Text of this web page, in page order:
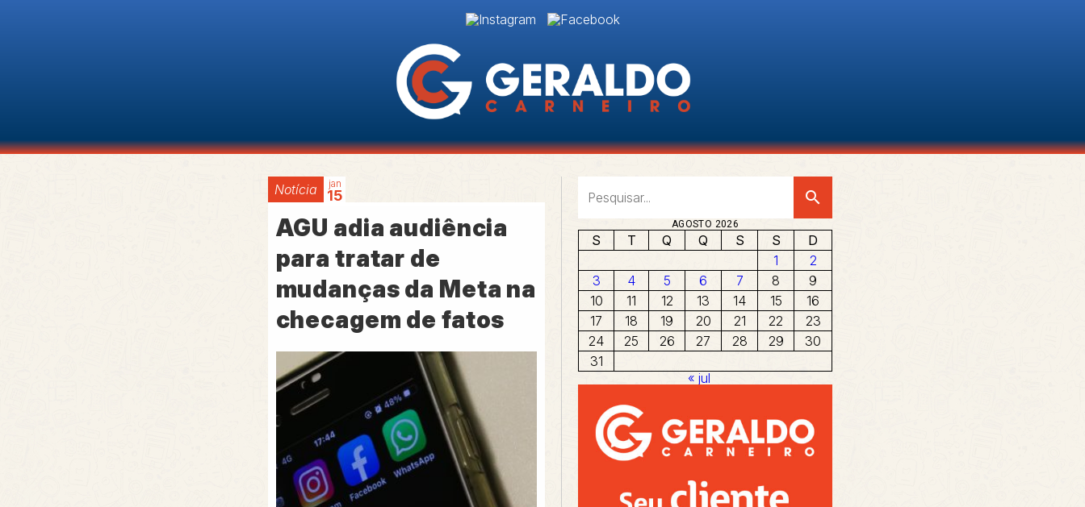
Notícia 15
jan
AGU adia audiência
para tratar de
mudanças da Meta na
checagem de fatos
search
AGOSTO 2026
S T Q Q S S
D
1
2
3
4 5 6 7 8
9
10
11 12 13 14 15
16
17
18 19 20 21 22
23
24
25 26 27 28 29
30
31
« jul